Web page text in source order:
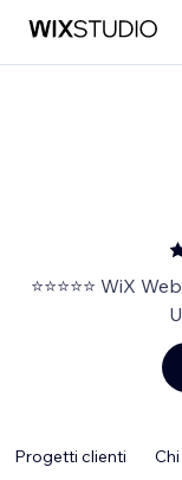
⭐⭐⭐⭐⭐ WiX
Progetti clienti Chi